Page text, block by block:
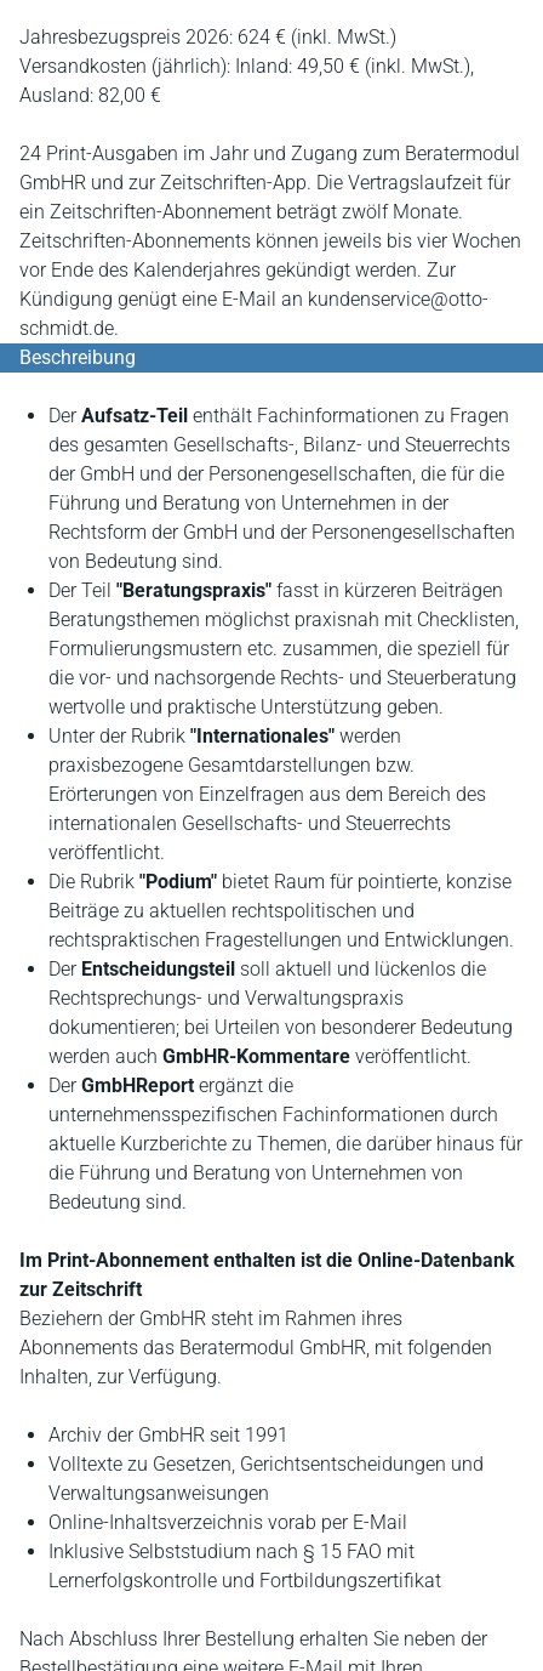
Jahresbezugspreis 2026: 624 € (inkl. MwSt.)
Versandkosten (jährlich): Inland: 49,50 € (inkl. MwSt.),
Ausland: 82,00 €
24 Print-Ausgaben im Jahr und Zugang zum Beratermodul
GmbHR und zur Zeitschriften-App. Die Vertragslaufzeit für
ein Zeitschriften-Abonnement beträgt zwölf Monate.
Zeitschriften-Abonnements können jeweils bis vier Wochen
vor Ende des Kalenderjahres gekündigt werden. Zur
Kündigung genügt eine E-Mail an kundenservice@otto-
schmidt.de.
Beschreibung
DerAufsatz-Teil enthält Fachinformationen zu Fragen
des gesamten Gesellschafts-, Bilanz- und Steuerrechts
der GmbH und der Personengesellschaften, die für die
Führung und Beratung von Unternehmen in der
Rechtsform der GmbH und der Personengesellschaften
von Bedeutung sind.
Der Teil "Beratungspraxis" fasst in kürzeren Beiträgen
Beratungsthemen möglichst praxisnah mit Checklisten,
Formulierungsmustern etc. zusammen, die speziell für
die vor- und nachsorgende Rechts- und Steuerberatung
wertvolle und praktische Unterstützung geben.
Unter der Rubrik "Internationales" werden
praxisbezogene Gesamtdarstellungen bzw.
Erörterungen von Einzelfragen aus dem Bereich des
internationalen Gesellschafts- und Steuerrechts
veröffentlicht.
Die Rubrik "Podium" bietet Raum für pointierte, konzise
Beiträge zu aktuellen rechtspolitischen und
rechtspraktischen Fragestellungen und Entwicklungen.
DerEntscheidungsteil soll aktuell und lückenlos die
Rechtsprechungs- und Verwaltungspraxis
dokumentieren; bei Urteilen von besonderer Bedeutung
werden auch GmbHR-Kommentare veröffentlicht.
DerGmbHReport ergänzt die
unternehmensspezifischen Fachinformationen durch
aktuelle Kurzberichte zu Themen, die darüber hinaus für
die Führung und Beratung von Unternehmen von
Bedeutung sind.
Im Print-Abonnement enthalten ist die Online-Datenbank
zur Zeitschrift
Beziehern der GmbHR steht im Rahmen ihres
Abonnements das Beratermodul GmbHR, mit folgenden
Inhalten, zur Verfügung.
Archiv der GmbHR seit 1991
Volltexte zu Gesetzen, Gerichtsentscheidungen und
Verwaltungsanweisungen
Online-Inhaltsverzeichnis vorab per E-Mail
Inklusive Selbststudium nach § 15 FAO mit
Lernerfolgskontrolle und Fortbildungszertifikat
Nach Abschluss Ihrer Bestellung erhalten Sie neben der